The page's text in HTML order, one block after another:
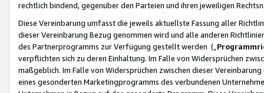
rechtlich bindend, gegenüber den Parteien und ihren jeweiligen
Diese Vereinbarung umfasst die jeweils aktuellste Fassung aller
dieser Vereinbarung Bezug genommen wird und alle anderen
des Partnerprogramms zur Verfügung gestellt werden („
verpflichten sich zu deren Einhaltung. Im Falle von Widersprüchen
maßgeblich. Im Falle von Widersprüchen zwischen dieser
eines gesonderten Marketingprogramms des verbundenen